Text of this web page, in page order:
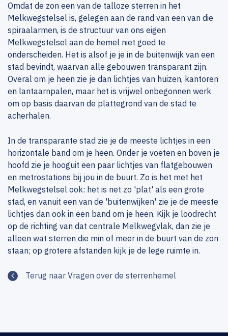
Omdat de zon een van de talloze sterren in het
Melkwegstelsel is, gelegen aan de rand van een van die
spiraalarmen, is de structuur van ons eigen
Melkwegstelsel aan de hemel niet goed te
onderscheiden. Het is alsof je je in de buitenwijk van een
stad bevindt, waarvan alle gebouwen transparant zijn.
Overal om je heen zie je dan lichtjes van huizen, kantoren
en lantaarnpalen, maar het is vrijwel onbegonnen werk
om op basis daarvan de plattegrond van de stad te
acherhalen.
In de transparante stad zie je de meeste lichtjes in een
horizontale band om je heen. Onder je voeten en boven je
hoofd zie je hooguit een paar lichtjes van flatgebouwen
en metrostations bij jou in de buurt. Zo is het met het
Melkwegstelsel ook: het is net zo 'plat' als een grote
stad, en vanuit een van de 'buitenwijken' zie je de meeste
lichtjes dan ook in een band om je heen. Kijk je loodrecht
op de richting van dat centrale Melkwegvlak, dan zie je
alleen wat sterren die min of meer in de buurt van de zon
staan; op grotere afstanden kijk je de lege ruimte in.
Terug naar Vragen over de sterrenhemel